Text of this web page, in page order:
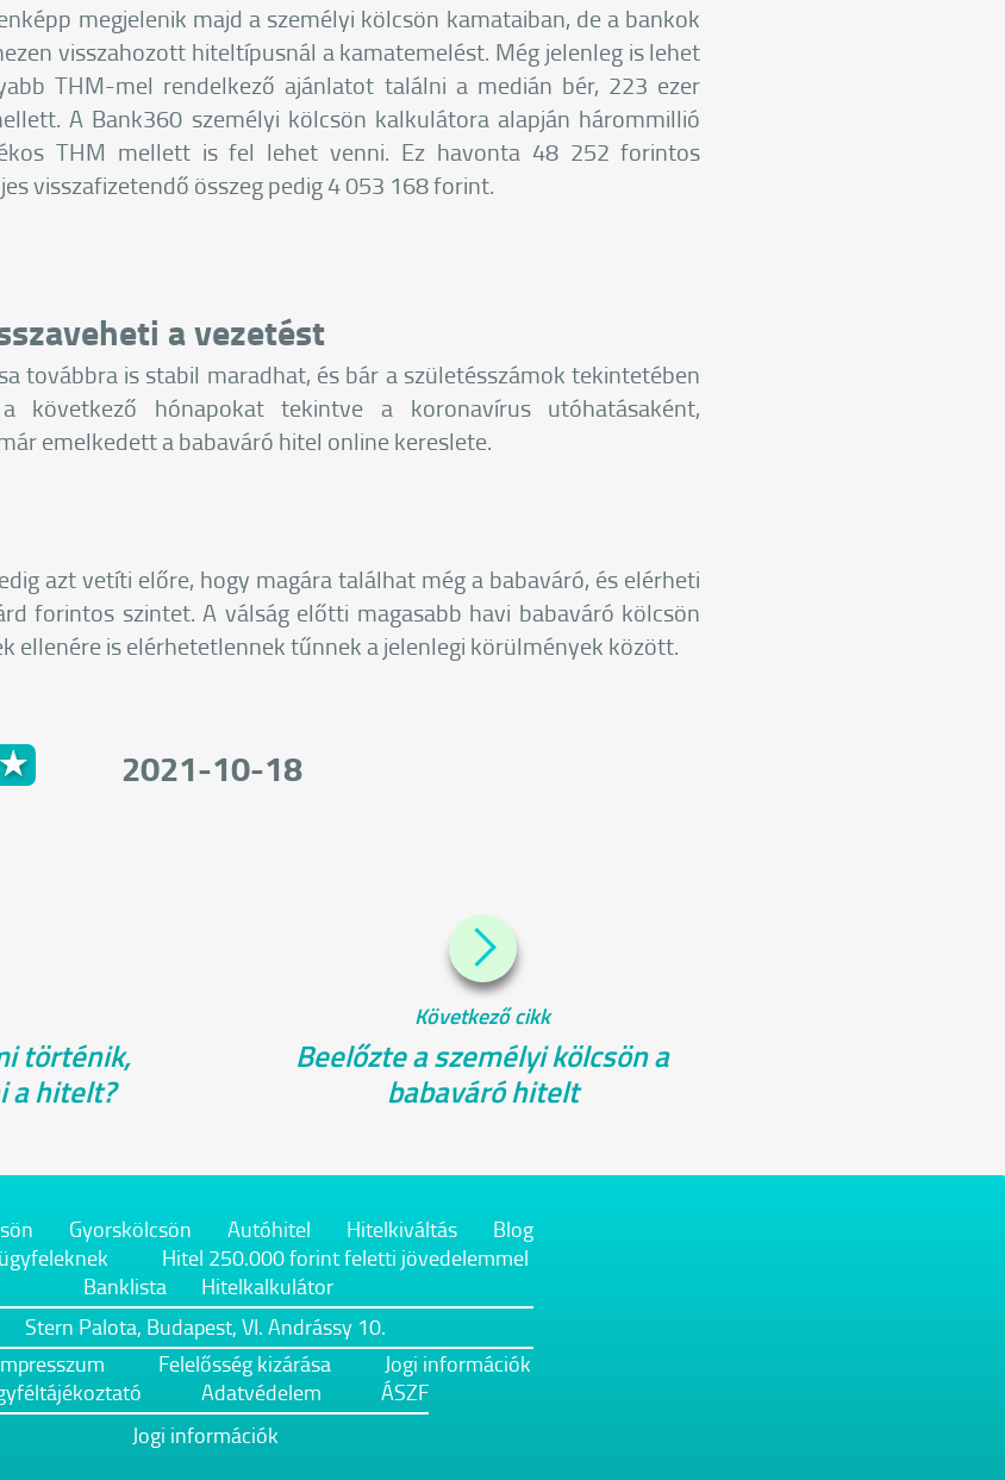
megjelenik majd a személyi kölcsön kamataiban, de a bankok
visszahozott hiteltípusnál a kamatemelést. Még jelenleg is lehet
THM-mel rendelkező ajánlatot találni a medián bér, 223 ezer
A Bank360 személyi kölcsön kalkulátora alapján hárommillió
THM mellett is fel lehet venni. Ez havonta 48 252 forintos
visszafizetendő összeg pedig 4 053 168 forint.
a vezetést
továbbra is stabil maradhat, és bár a születésszámok tekintetében
következő hónapokat tekintve a koronavírus utóhatásaként,
emelkedett a babaváró hitel online kereslete.
azt vetíti előre, hogy magára találhat még a babaváró, és elérheti
forintos szintet. A válság előtti magasabb havi babaváró kölcsön
ellenére is elérhetetlennek tűnnek a jelenlegi körülmények között.
2021-10-18
történik,
a hitelt?
Következő cikk
Beelőzte a személyi kölcsön a
babaváró hitelt
Gyorskölcsön Autóhitel Hitelkiváltás
Blog
Hitel 250.000 forint feletti jövedelemmel
Banklista
Hitelkalkulátor
Stern Palota, Budapest, VI. Andrássy 10.
Felelősség kizárása
Jogi információk
Adatvédelem
ÁSZF
Jogi információk